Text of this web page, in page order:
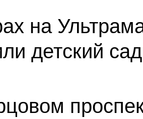
на
детский сад